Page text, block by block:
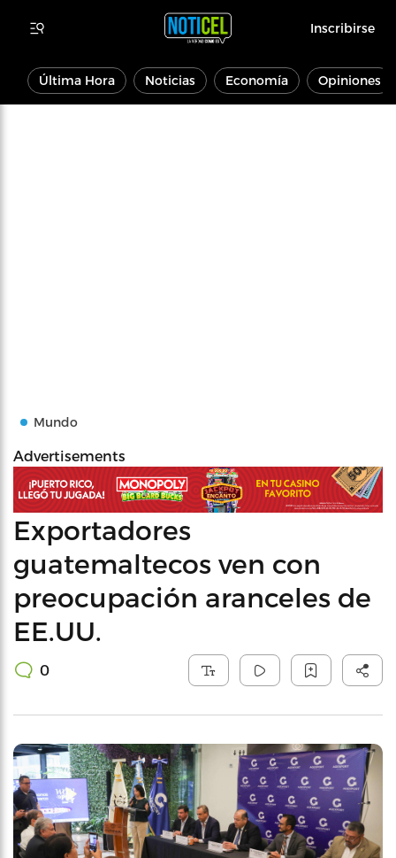
Inscribirse
Última Hora Noticias Economía Opiniones
Mundo
Advertisements
Exportadores
guatemaltecos ven con
preocupación aranceles de
EE.UU.
0